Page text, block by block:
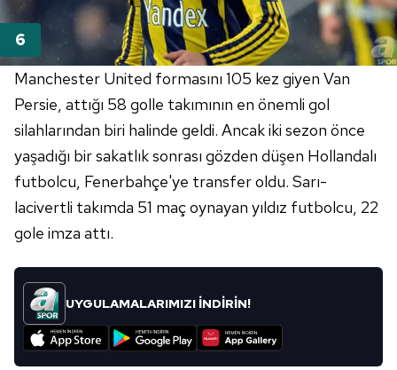
Manchester United formasını 105 kez giyen Van
Persie, attığı 58 golle takımının en önemli gol
silahlarından biri halinde geldi. Ancak iki sezon önce
yaşadığı bir sakatlık sonrası gözden düşen Hollandalı
futbolcu, Fenerbahçe'ye transfer oldu. Sarı-
lacivertli takımda 51 maç oynayan yıldız futbolcu, 22
gole imza attı.
UYGULAMALARIMIZI İNDİRİN!